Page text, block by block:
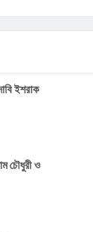
ইশরাক
চৌধুরী ও